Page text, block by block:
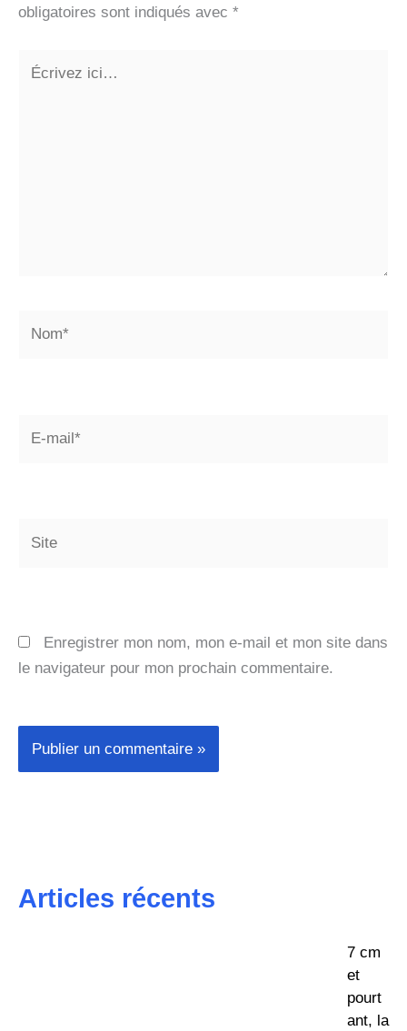
obligatoires sont indiqués avec *
Enregistrer mon nom, mon e-mail et mon site dans
le navigateur pour mon prochain commentaire.
Articles récents
7 cm
et
pourt
ant, la